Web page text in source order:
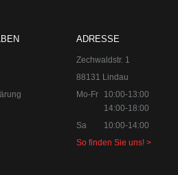
ADRESSE
Zechwaldstr. 1
88131 Lindau
Mo-Fr
10:00-13:00
14:00-18:00
Sa
10:00-14:00
So finden Sie uns! >